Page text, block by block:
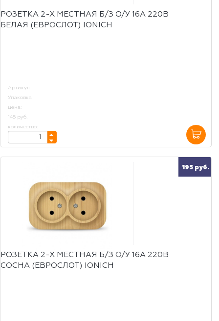
РОЗЕТКА 2-Х МЕСТНАЯ Б/З О/У 16А 220В
БЕЛАЯ (ЕВРОСЛОТ) IONICH
Артикул
Упаковка
цена:
145 руб.
количество:
195 руб.
РОЗЕТКА 2-Х МЕСТНАЯ Б/З О/У 16А 220В
СОСНА (ЕВРОСЛОТ) IONICH